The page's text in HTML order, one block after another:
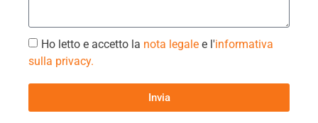
Ho letto e accetto la nota legale e l'informativa
sulla privacy.
Invia